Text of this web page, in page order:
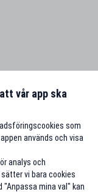
vår app ska
som
används och visa
analys och
vi bara cookies
mina val" kan